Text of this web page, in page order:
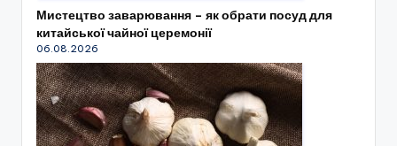
Мистецтво заварювання – як обрати посуд для
китайської чайної церемонії
06.08.2026